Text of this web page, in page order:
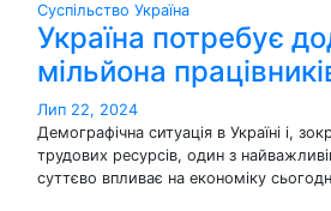
Суспільство Україна
Україна потребує
мільйона
Лип 22, 2024
Демографічна ситуація в Україні і,
трудових ресурсів, один з
суттєво впливає на економіку